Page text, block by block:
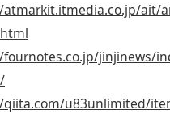
ait/
jinjinews/
u83unlimited/